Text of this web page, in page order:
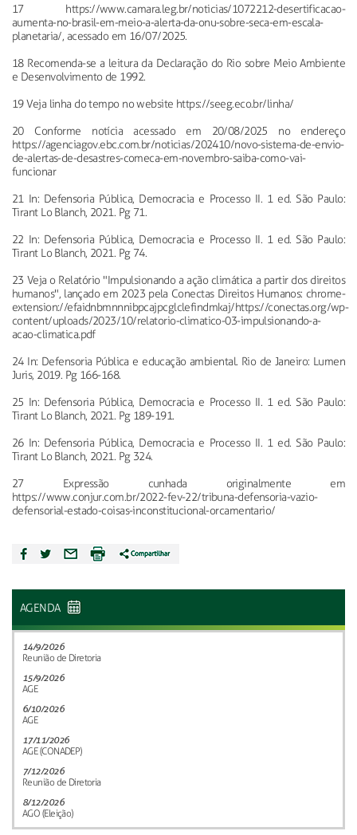
17 https://www.camara.leg.br/noticias/1072212-desertificacao-
aumenta-no-brasil-em-meio-a-alerta-da-onu-sobre-seca-em-escala-
planetaria/, acessado em 16/07/2025.
18 Recomenda-se a leitura da Declaração do Rio sobre Meio Ambiente
e Desenvolvimento de 1992.
19 Veja linha do tempo no website https://seeg.eco.br/linha/
20 Conforme notícia acessado em 20/08/2025 no endereço
https://agenciagov.ebc.com.br/noticias/202410/novo-sistema-de-envio-
de-alertas-de-desastres-comeca-em-novembro-saiba-como-vai-
funcionar
21 In: Defensoria Pública, Democracia e Processo II. 1 ed. São Paulo:
Tirant Lo Blanch, 2021. Pg 71.
22 In: Defensoria Pública, Democracia e Processo II. 1 ed. São Paulo:
Tirant Lo Blanch, 2021. Pg 74.
23 Veja o Relatório "Impulsionando a ação climática a partir dos direitos
humanos", lançado em 2023 pela Conectas Direitos Humanos: chrome-
extension://efaidnbmnnnibpcajpcglclefindmkaj/https://conectas.org/wp-
content/uploads/2023/10/relatorio-climatico-03-impulsionando-a-
acao-climatica.pdf
24 In: Defensoria Pública e educação ambiental. Rio de Janeiro: Lumen
Juris, 2019. Pg 166-168.
25 In: Defensoria Pública, Democracia e Processo II. 1 ed. São Paulo:
Tirant Lo Blanch, 2021. Pg 189-191.
26 In: Defensoria Pública, Democracia e Processo II. 1 ed. São Paulo:
Tirant Lo Blanch, 2021. Pg 324.
27 Expressão cunhada originalmente em
https://www.conjur.com.br/2022-fev-22/tribuna-defensoria-vazio-
defensorial-estado-coisas-inconstitucional-orcamentario/
AGENDA
14/9/2026
Reunião de Diretoria
15/9/2026
AGE
6/10/2026
AGE
17/11/2026
AGE (CONADEP)
7/12/2026
Reunião de Diretoria
8/12/2026
AGO (Eleição)